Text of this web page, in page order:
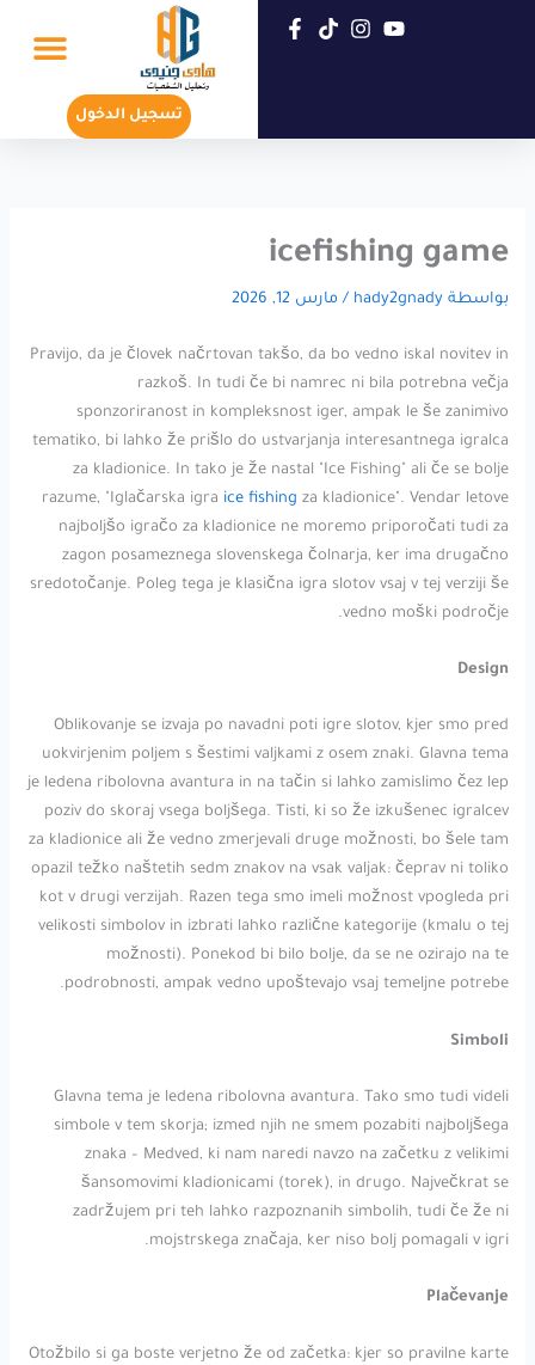
تسجيل الدخول
icefishing game
بواسطة hady2gnady
/ مارس 12, 2026
Pravijo, da je človek načrtovan takšo, da bo vedno iskal novitev in
razkoš. In tudi če bi namrec ni bila potrebna večja
sponzoriranost in kompleksnost iger, ampak le še zanimivo
tematiko, bi lahko že prišlo do ustvarjanja interesantnega igralca
za kladionice. In tako je že nastal "Ice Fishing" ali če se bolje
razume, "Iglačarska igra ice fishing za kladionice". Vendar letove
najboljšo igračo za kladionice ne moremo priporočati tudi za
zagon posameznega slovenskega čolnarja, ker ima drugačno
sredotočanje. Poleg tega je klasična igra slotov vsaj v tej verziji še
vedno moški področje.
Design
Oblikovanje se izvaja po navadni poti igre slotov, kjer smo pred
uokvirjenim poljem s šestimi valjkami z osem znaki. Glavna tema
je ledena ribolovna avantura in na tačin si lahko zamislimo čez lep
poziv do skoraj vsega boljšega. Tisti, ki so že izkušenec igralcev
za kladionice ali že vedno zmerjevali druge možnosti, bo šele tam
opazil težko naštetih sedm znakov na vsak valjak: čeprav ni toliko
kot v drugi verzijah. Razen tega smo imeli možnost vpogleda pri
velikosti simbolov in izbrati lahko različne kategorije (kmalu o tej
možnosti). Ponekod bi bilo bolje, da se ne ozirajo na te
podrobnosti, ampak vedno upoštevajo vsaj temeljne potrebe.
Simboli
Glavna tema je ledena ribolovna avantura. Tako smo tudi videli
simbole v tem skorja; izmed njih ne smem pozabiti najboljšega
znaka – Medved, ki nam naredi navzo na začetku z velikimi
šansomovimi kladionicami (torek), in drugo. Največkrat se
zadržujem pri teh lahko razpoznanih simbolih, tudi če že ni
mojstrskega značaja, ker niso bolj pomagali v igri.
Plačevanje
Otožbilo si ga boste verjetno že od začetka: kjer so pravilne karte